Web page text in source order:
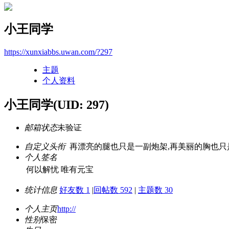
小王同学
https://xunxiabbs.uwan.com/?297
主题
个人资料
小王同学(UID: 297)
邮箱状态未验证
自定义头衔 再漂亮的腿也只是一副炮架,再美丽的胸也只
个人签名
何以解忧 唯有元宝
统计信息 好友数 1 |回帖数 592 | 主题数 30
个人主页http://
性别保密